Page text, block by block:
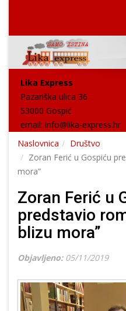
Lika Express
Pazariška ulica 36
53000 Gospić
email: info@lika-express.hr
Naslovnica
Društvo
Zoran Ferić u Gospiću
mora”
Zoran Ferić u
predstavio
blizu mora”
Objavljeno: 05/11/2019